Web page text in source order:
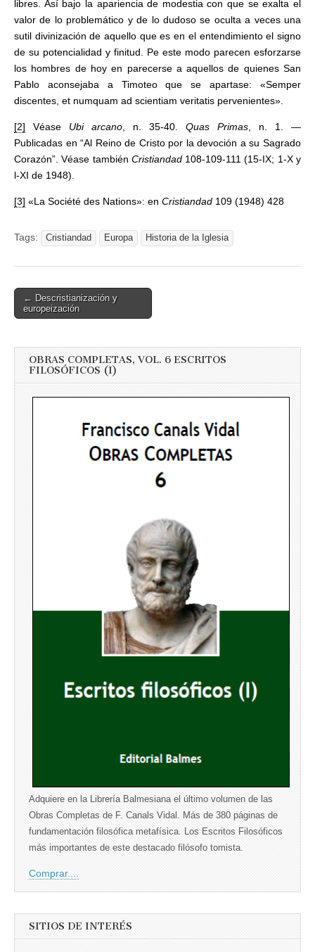
libres. Así bajo la apariencia de modestia con que se exalta el
valor de lo problemático y de lo dudoso se oculta a veces una
sutil divinización de aquello que es en el entendimiento el signo
de su potencialidad y finitud. Pe este modo parecen esforzarse
los hombres de hoy en parecerse a aquellos de quienes San
Pablo aconsejaba a Timoteo que se apartase: «Semper
discentes, et numquam ad scientiam veritatis pervenientes».
[2] Véase Ubi arcano , n. 35-40. Quas Primas , n. 1. —
Publicadas en “Al Reino de Cristo por la devoción a su Sagrado
Corazón”. Véase también Cristiandad108-109-111 (15-IX; 1-X y
l-XI de 1948).
[3] «La Société des Nations»: en Cristiandad 109 (1948) 428
Tags: Cristiandad Europa Historia de la Iglesia
Post
navigation
← Descristianización y
europeización
OBRAS COMPLETAS, VOL. 6 ESCRITOS
FILOSÓFICOS (I)
Adquiere en la Librería Balmesiana el último volumen de las
Obras Completas de F. Canals Vidal. Más de 380 páginas de
fundamentación filosófica metafísica. Los Escritos Filosóficos
más importantes de este destacado filósofo tomista.
Comprar....
SITIOS DE INTERÉS